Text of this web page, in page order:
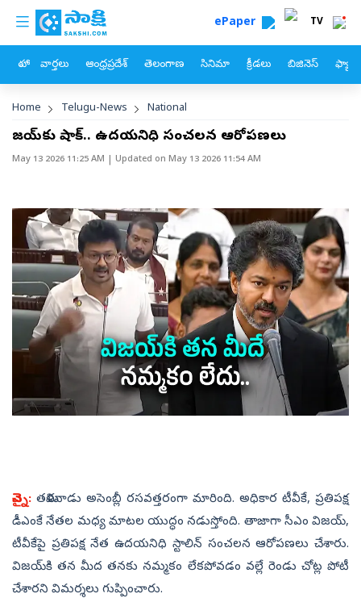
Skip to main content
custom menu ePaper TV
హోం వార్తలు ఆంధ్రప్రదేశ్ తెలంగాణ సినిమా క్రీడలు బిజినెస్
Breadcrumb
Home Telugu-News National
విజయ్‌కు షాక్‌.. ఉదయనిధి సంచలన ఆరోపణలు
May 13 2026 11:25 AM | Updated on May 13 2026 11:54 AM
చెన్నై: తమిళనాడు అసెంబ్లీ రసవత్తరంగా మారింది. అధికార టీవీకే, ప్రతిపక్ష
డీఎంకే నేతల మధ్య మాటల యుద్ధం నడుస్తోంది. తాజాగా సీఎం విజయ్‌,
టీవీకేపై ప్రతిపక్ష నేత ఉదయనిధి స్టాలిన్‌ సంచలన ఆరోపణలు చేశారు.
విజయ్‌కి తన మీద తనకు నమ్మకం లేకపోవడం వల్లే రెండు చోట్ల పోటీ
చేశారని విమర్శలు గుప్పించారు.